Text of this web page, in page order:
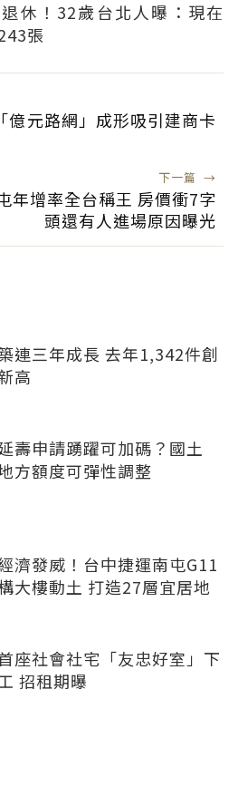
休！32歲台北人曝：現在
張
億元路網」成形吸引建商卡
下一篇 →
年增率全台稱王 房價衝7字
頭還有人進場原因曝光
連三年成長 去年1,342件創
高
壽申請踴躍可加碼？國土
方額度可彈性調整
濟發威！台中捷運南屯G11
大樓動土 打造27層宜居地
座社會社宅「友忠好室」下
招租期曝